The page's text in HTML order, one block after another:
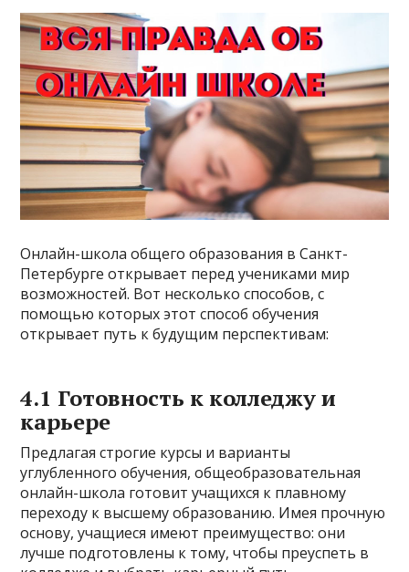
Онлайн-школа общего образования в Санкт-
Петербурге открывает перед учениками мир
возможностей. Вот несколько способов, с
помощью которых этот способ обучения
открывает путь к будущим перспективам:
4.1 Готовность к колледжу и
карьере
Предлагая строгие курсы и варианты
углубленного обучения, общеобразовательная
онлайн-школа готовит учащихся к плавному
переходу к высшему образованию. Имея прочную
основу, учащиеся имеют преимущество: они
лучше подготовлены к тому, чтобы преуспеть в